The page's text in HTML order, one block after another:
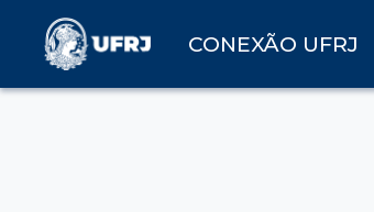
CONEXÃO UFRJ